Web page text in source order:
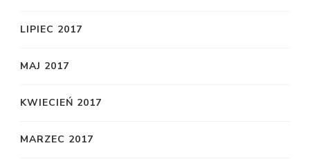
LIPIEC 2017
MAJ 2017
KWIECIEŃ 2017
MARZEC 2017